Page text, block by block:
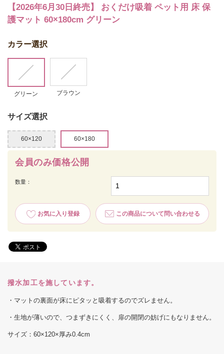
【2026年6月30日終売】 おくだけ吸着 ペット用 床 保
護マット 60×180cm グリーン
会員のみ価格公開
数量：
お気に入り登録 この商品について問い合わせる
カラー選択
グリーン ブラウン
サイズ選択
60×120 60×180
撥水加工を施しています。
・マットの裏面が床にピタッと吸着するのでズレません。
・生地が薄いので、つまずきにくく、扉の開閉の妨げにもなりません。
サイズ：60×120×厚み0.4cm